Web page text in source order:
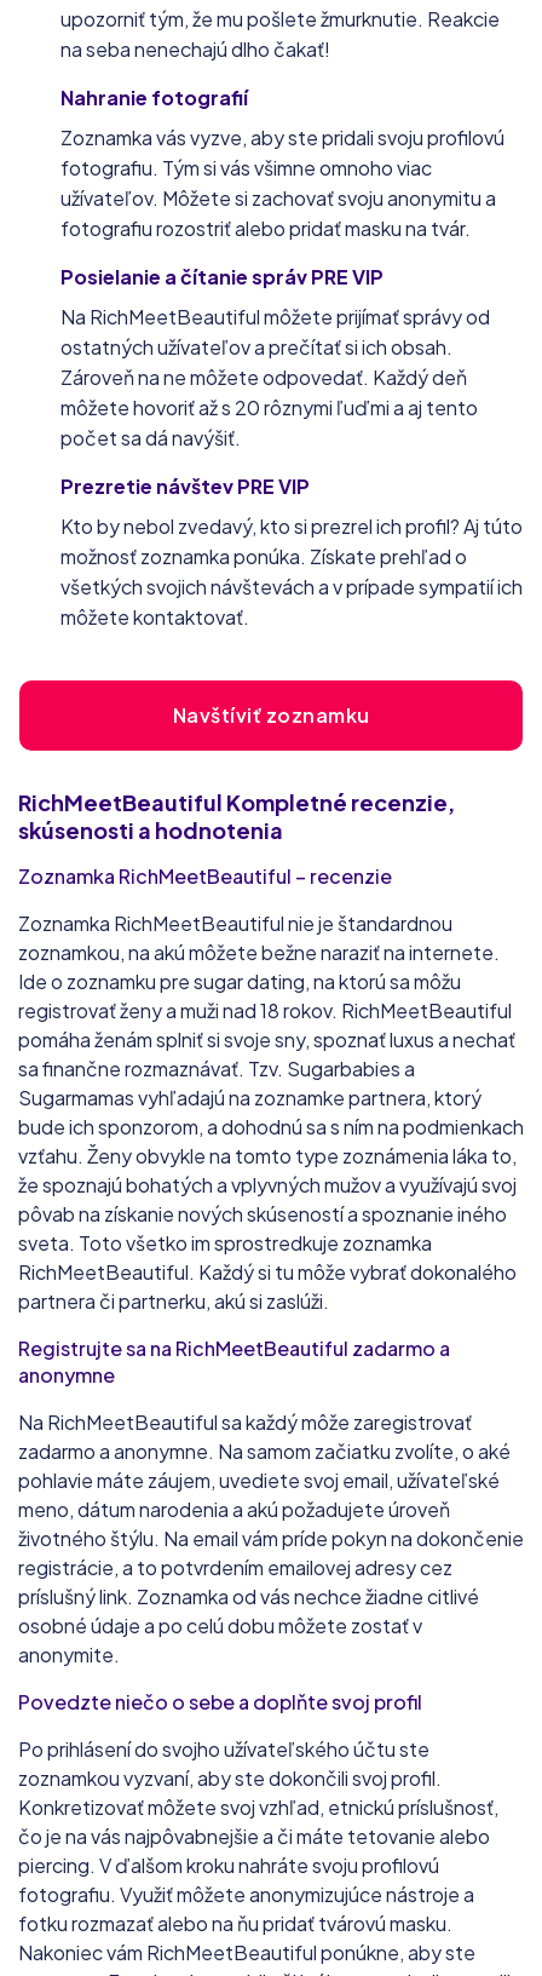
upozorniť tým, že mu pošlete žmurknutie. Reakcie
na seba nenechajú dlho čakať!
Nahranie fotografií
Zoznamka vás vyzve, aby ste pridali svoju profilovú
fotografiu. Tým si vás všimne omnoho viac
užívateľov. Môžete si zachovať svoju anonymitu a
fotografiu rozostriť alebo pridať masku na tvár.
Posielanie a čítanie správ PRE VIP
Na RichMeetBeautiful môžete prijímať správy od
ostatných užívateľov a prečítať si ich obsah.
Zároveň na ne môžete odpovedať. Každý deň
môžete hovoriť až s 20 rôznymi ľuďmi a aj tento
počet sa dá navýšiť.
Prezretie návštev PRE VIP
Kto by nebol zvedavý, kto si prezrel ich profil? Aj túto
možnosť zoznamka ponúka. Získate prehľad o
všetkých svojich návštevách a v prípade sympatií ich
môžete kontaktovať.
Navštíviť zoznamku
RichMeetBeautiful Kompletné recenzie,
skúsenosti a hodnotenia
Zoznamka RichMeetBeautiful – recenzie
Zoznamka RichMeetBeautiful nie je štandardnou
zoznamkou, na akú môžete bežne naraziť na internete.
Ide o zoznamku pre sugar dating, na ktorú sa môžu
registrovať ženy a muži nad 18 rokov. RichMeetBeautiful
pomáha ženám splniť si svoje sny, spoznať luxus a nechať
sa finančne rozmaznávať. Tzv. Sugarbabies a
Sugarmamas vyhľadajú na zoznamke partnera, ktorý
bude ich sponzorom, a dohodnú sa s ním na podmienkach
vzťahu. Ženy obvykle na tomto type zoznámenia láka to,
že spoznajú bohatých a vplyvných mužov a využívajú svoj
pôvab na získanie nových skúseností a spoznanie iného
sveta. Toto všetko im sprostredkuje zoznamka
RichMeetBeautiful. Každý si tu môže vybrať dokonalého
partnera či partnerku, akú si zaslúži.
Registrujte sa na RichMeetBeautiful zadarmo a
anonymne
Na RichMeetBeautiful sa každý môže zaregistrovať
zadarmo a anonymne. Na samom začiatku zvolíte, o aké
pohlavie máte záujem, uvediete svoj email, užívateľské
meno, dátum narodenia a akú požadujete úroveň
životného štýlu. Na email vám príde pokyn na dokončenie
registrácie, a to potvrdením emailovej adresy cez
príslušný link. Zoznamka od vás nechce žiadne citlivé
osobné údaje a po celú dobu môžete zostať v
anonymite.
Povedzte niečo o sebe a doplňte svoj profil
Po prihlásení do svojho užívateľského účtu ste
zoznamkou vyzvaní, aby ste dokončili svoj profil.
Konkretizovať môžete svoj vzhľad, etnickú príslušnosť,
čo je na vás najpôvabnejšie a či máte tetovanie alebo
piercing. V ďalšom kroku nahráte svoju profilovú
fotografiu. Využiť môžete anonymizujúce nástroje a
fotku rozmazať alebo na ňu pridať tvárovú masku.
Nakoniec vám RichMeetBeautiful ponúkne, aby ste